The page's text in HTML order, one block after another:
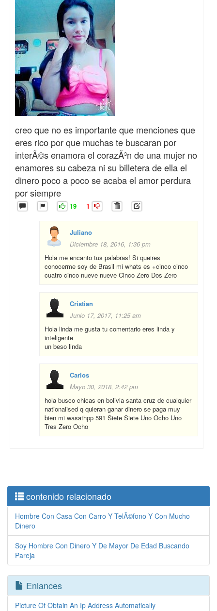
creo que no es importante que menciones que
eres rico por que muchas te buscaran por
interÃ©s enamora el corazÃ³n de una mujer no
enamores su cabeza ni su billetera de ella el
dinero poco a poco se acaba el amor perdura
por siempre
19 1
Juliano
Diciembre 18, 2016, 1:36 pm
Hola me encanto tus palabras! Si queires
conocerme soy de Brasil mi whats es +cinco cinco
cuatro cinco nueve nueve Cinco Zero Dos Zero
Cristian
Junio 17, 2017, 11:25 am
Hola linda me gusta tu comentario eres linda y
inteligente
un beso linda
Carlos
Mayo 30, 2018, 2:42 pm
hola busco chicas en bolivia santa cruz de cualquier
nationalised q quieran ganar dinero se paga muy
bien mi wasathpp 591 Siete Siete Uno Ocho Uno
Tres Zero Ocho
contenido relacionado
Hombre Con Casa Con Carro Y TelÃ©fono Y Con Mucho
Dinero
Soy Hombre Con Dinero Y De Mayor De Edad Buscando
Pareja
Enlances
Picture Of Obtain An Ip Address Automatically